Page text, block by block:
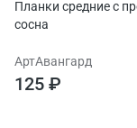
Планки средние с
сосна
АртАвангард
125 ₽